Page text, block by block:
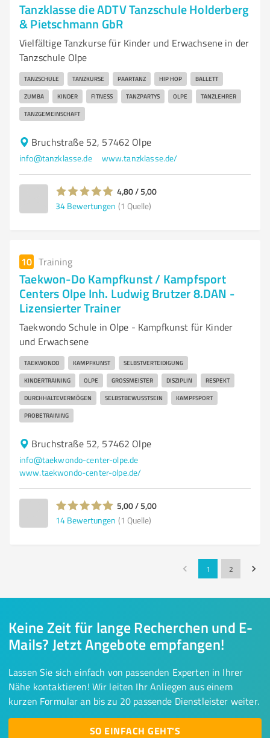
Tanzklasse die ADTV Tanzschule Holderberg
& Pietschmann GbR
Vielfältige Tanzkurse für Kinder und Erwachsene in der
Tanzschule Olpe
TANZSCHULE TANZKURSE PAARTANZ HIP HOP BALLETT
ZUMBA KINDER FITNESS TANZPARTYS OLPE TANZLEHRER
TANZGEMEINSCHAFT
Bruchstraße 52, 57462 Olpe
info@tanzklasse.de www.tanzklasse.de/
4,80 / 5,00
34 Bewertungen (1 Quelle)
10 Training
Taekwon-Do Kampfkunst / Kampfsport
Centers Olpe Inh. Ludwig Brutzer 8.DAN -
Lizensierter Trainer
Taekwondo Schule in Olpe - Kampfkunst für Kinder
und Erwachsene
TAEKWONDO KAMPFKUNST SELBSTVERTEIDIGUNG
KINDERTRAINING OLPE GROSSMEISTER DISZIPLIN RESPEKT
DURCHHALTEVERMÖGEN SELBSTBEWUSSTSEIN KAMPFSPORT
PROBETRAINING
Bruchstraße 52, 57462 Olpe
info@taekwondo-center-olpe.de
www.taekwondo-center-olpe.de/
5,00 / 5,00
14 Bewertungen (1 Quelle)
1 2
Keine Zeit für lange Recherchen und E-
Mails? Jetzt Angebote empfangen!
Lassen Sie sich einfach von passenden Experten in Ihrer
Nähe kontaktieren! Wir leiten Ihr Anliegen aus einem
kurzen Formular an bis zu 20 passende Dienstleister weiter.
SO EINFACH GEHT'S